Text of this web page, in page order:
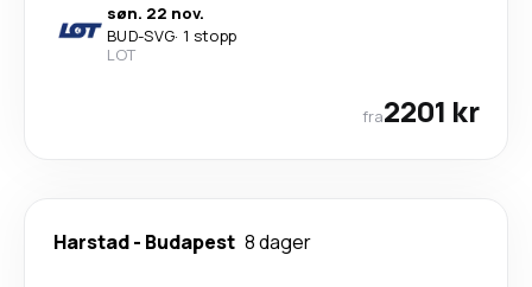
søn. 22 nov.
BUD-SVG· 1 stopp
LOT
fra2201 kr
Harstad- Budapest 8 dager